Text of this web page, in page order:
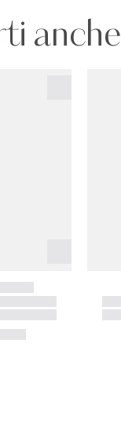
anche